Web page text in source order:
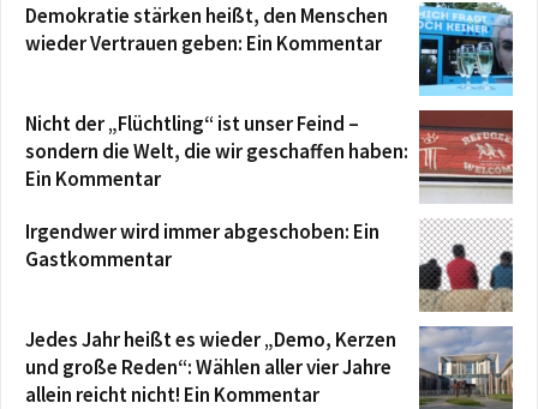
Demokratie stärken heißt, den Menschen
wieder Vertrauen geben: Ein Kommentar
Nicht der „Flüchtling“ ist unser Feind –
sondern die Welt, die wir geschaffen haben:
Ein Kommentar
Irgendwer wird immer abgeschoben: Ein
Gastkommentar
Jedes Jahr heißt es wieder „Demo, Kerzen
und große Reden“: Wählen aller vier Jahre
allein reicht nicht! Ein Kommentar